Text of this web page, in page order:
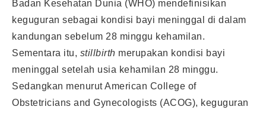
Badan Kesehatan Dunia (WHO) mendefinisikan
keguguran sebagai kondisi bayi meninggal di dalam
kandungan sebelum 28 minggu kehamilan.
Sementara itu, stillbirth merupakan kondisi bayi
meninggal setelah usia kehamilan 28 minggu.
Sedangkan menurut American College of
Obstetricians and Gynecologists (ACOG), keguguran